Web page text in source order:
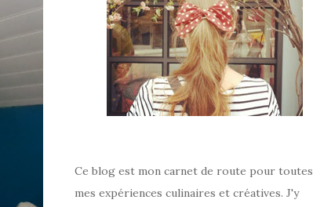
Ce blog est mon carnet de route pour toutes
mes expériences culinaires et créatives. J'y